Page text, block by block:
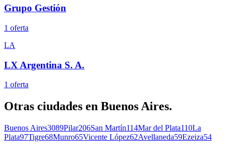
Grupo Gestión
1 oferta
LA
LX Argentina S. A.
1 oferta
Otras ciudades en Buenos Aires.
Buenos Aires3089Pilar206San Martín114Mar del Plata110La
Plata97Tigre68Munro65Vicente López62Avellaneda59Ezeiza54